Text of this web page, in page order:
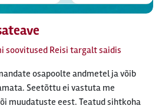
soovitused Reisi targalt saidis
osapoolte andmetel ja võib
Seetõttu ei vastuta me
muudatuste eest. Teatud sihtkoha